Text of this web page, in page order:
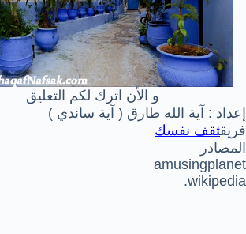
و الأن اترك لكم التعليق
إعداد : آية الله طارق ( آية ساندي )
فريقثقف نفسك
المصادر
amusingplanet
wikipedia.